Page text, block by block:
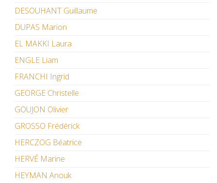
DESOUHANT Guillaume
DUPAS Marion
EL MAKKI Laura
ENGLE Liam
FRANCHI Ingrid
GEORGE Christelle
GOUJON Olivier
GROSSO Frédérick
HERCZOG Béatrice
HERVÉ Marine
HEYMAN Anouk